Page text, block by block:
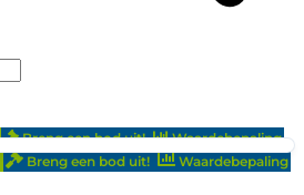
Breng een bod uit!
Waardebepaling
Breng een bod uit! Waardebepaling